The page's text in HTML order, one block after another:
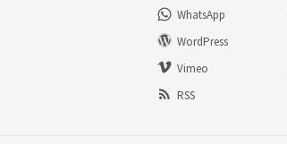
WhatsApp
WordPress
Vimeo
RSS